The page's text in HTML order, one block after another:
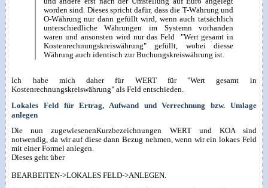
worden sind. Dieses spricht dafür, dass die T-Währung und
O-Währung nur dann gefüllt wird, wenn auch tatsächlich
unterschiedliche Währungen im Systemn vorhanden
waren und ansonsten wird nur das Feld "Wert gesamt in
Kostenrechnungskreiswährung" gefüllt, wobei diesse
Währung auch identisch zur Buchungskreiswährung ist.
Ich habe mich daher für WERT für "Wert gesamt in
Kostenrechnungskreiswährung" als Feld entschieden.
Lokales Feld für Ertrag, Aufwand und Verrechnung bzw. Umlage
anlegen
Die nun zugewiesenenKurzbezeichnungen WERT und KOA sind
notwendig, da wir auf diese dann Bezug nehmen, wenn wir ein lokaes Feld
mit einer Formel anlegen.
Dieses geht über
BEARBEITEN->LOKALES FELD->ANLEGEN.